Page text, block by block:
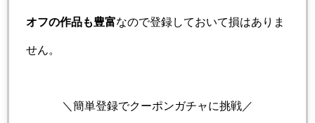
オフの作品も豊富なので登録しておいて損はありま
せん。
＼簡単登録でクーポンガチャに挑戦／